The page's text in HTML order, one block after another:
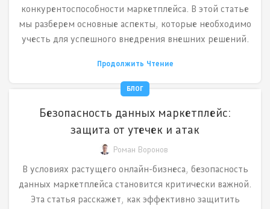
конкурентоспособности маркетплейса. В этой статье
мы разберем основные аспекты, которые необходимо
учесть для успешного внедрения внешних решений.
Продолжить Чтение
БЛОГ
Безопасность данных маркетплейс:
защита от утечек и атак
Роман Воронов
В условиях растущего онлайн-бизнеса, безопасность
данных маркетплейса становится критически важной.
Эта статья расскажет, как эффективно защитить